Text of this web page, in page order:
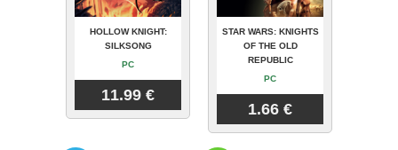
HOLLOW KNIGHT:
SILKSONG
PC
11.99 €
STAR WARS: KNIGHTS
OF THE OLD
REPUBLIC
PC
1.66 €